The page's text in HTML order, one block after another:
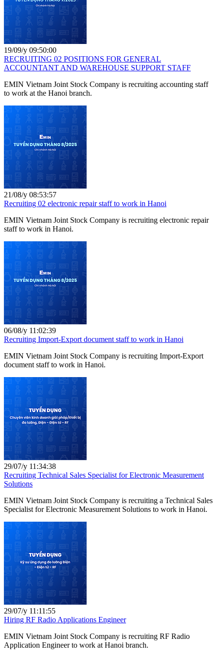
19/09/y 09:50:00
RECRUITING 02 POSITIONS FOR GENERAL
ACCOUNTANT AND WAREHOUSE SUPPORT STAFF
EMIN Vietnam Joint Stock Company is recruiting accounting staff
to work at the Hanoi branch.
21/08/y 08:53:57
Recruiting 02 electronic repair staff to work in Hanoi
EMIN Vietnam Joint Stock Company is recruiting electronic repair
staff to work in Hanoi.
06/08/y 11:02:39
Recruiting Import-Export document staff to work in Hanoi
EMIN Vietnam Joint Stock Company is recruiting Import-Export
document staff to work in Hanoi.
29/07/y 11:34:38
Recruiting Technical Sales Specialist for Electronic Measurement
Solutions
EMIN Vietnam Joint Stock Company is recruiting a Technical Sales
Specialist for Electronic Measurement Solutions to work in Hanoi.
29/07/y 11:11:55
Hiring RF Radio Applications Engineer
EMIN Vietnam Joint Stock Company is recruiting RF Radio
Application Engineer to work at Hanoi branch.